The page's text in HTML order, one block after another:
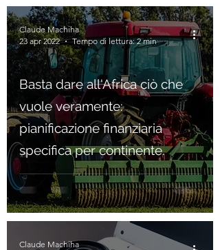
Basta dare all'Africa ciò che
vuole veramente:
pianificazione finanziaria
specifica per continente.
Claude Machiha
23 apr 2022
Tempo di lettura: 2 min
Claude Machiha